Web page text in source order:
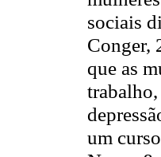
sociais
Conger,
que as
um